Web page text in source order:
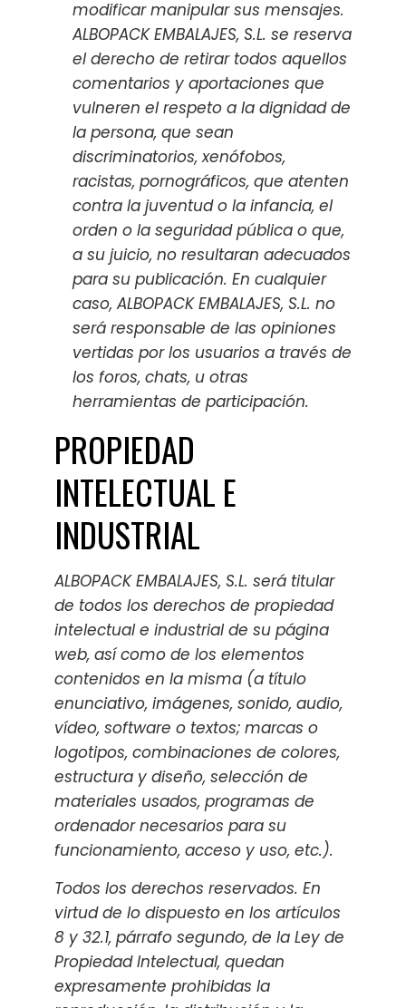
modificar manipular sus mensajes.
ALBOPACK EMBALAJES, S.L. se reserva
el derecho de retirar todos aquellos
comentarios y aportaciones que
vulneren el respeto a la dignidad de
la persona, que sean
discriminatorios, xenófobos,
racistas, pornográficos, que atenten
contra la juventud o la infancia, el
orden o la seguridad pública o que,
a su juicio, no resultaran adecuados
para su publicación. En cualquier
caso, ALBOPACK EMBALAJES, S.L. no
será responsable de las opiniones
vertidas por los usuarios a través de
los foros, chats, u otras
herramientas de participación.
PROPIEDAD
INTELECTUAL E
INDUSTRIAL
ALBOPACK EMBALAJES, S.L. será titular
de todos los derechos de propiedad
intelectual e industrial de su página
web, así como de los elementos
contenidos en la misma (a título
enunciativo, imágenes, sonido, audio,
vídeo, software o textos; marcas o
logotipos, combinaciones de colores,
estructura y diseño, selección de
materiales usados, programas de
ordenador necesarios para su
funcionamiento, acceso y uso, etc.).
Todos los derechos reservados. En
virtud de lo dispuesto en los artículos
8 y 32.1, párrafo segundo, de la Ley de
Propiedad Intelectual, quedan
expresamente prohibidas la